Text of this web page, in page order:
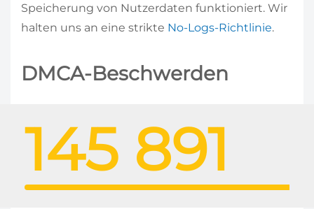
Speicherung von Nutzerdaten funktioniert. Wir
halten uns an eine strikte No-Logs-Richtlinie.
DMCA-Beschwerden
145 891